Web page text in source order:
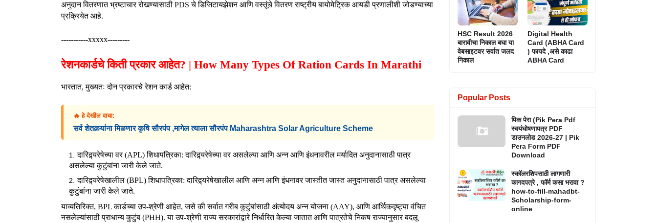
अनुदान वितरणात भ्रष्टाचार रोखण्यासाठी PDS चे डिजिटायझेशन आणि वस्तूंचे वितरण राष्ट्रीय बायोमेट्रिक आयडी प्रणालीशी जोडण्याच्या
प्रक्रियेत आहे.
-----------xxxxx---------
रेशनकार्डचे किती प्रकार आहेत? | How Many Types Of Ration Cards In Marathi
भारतात, मुख्यतः दोन प्रकारचे रेशन कार्ड आहेत:
🔥 हे देखील वाचा:
सर्व शेतकर्‍यांना मिळणार कृषि सौरपंप ,मागेल त्याला सौरपंप Maharashtra Solar Agriculture Scheme
दारिद्र्यरेषेच्या वर (APL) शिधापत्रिका: दारिद्र्यरेषेच्या वर असलेल्या आणि अन्न आणि इंधनावरील मर्यादित अनुदानासाठी पात्र
असलेल्या कुटुंबांना जारी केले जाते.
दारिद्र्यरेषेखालील (BPL) शिधापत्रिका: दारिद्र्यरेषेखालील आणि अन्न आणि इंधनावर जास्तीत जास्त अनुदानासाठी पात्र असलेल्या
कुटुंबांना जारी केले जाते.
याव्यतिरिक्त, BPL कार्डच्या उप-श्रेणी आहेत, जसे की सर्वात गरीब कुटुंबांसाठी अंत्योदय अन्न योजना (AAY), आणि आर्थिकदृष्ट्या वंचित
नसलेल्यांसाठी प्राधान्य कुटुंब (PHH). या उप-श्रेणी राज्य सरकारांद्वारे निर्धारित केल्या जातात आणि पात्रतेचे निकष राज्यानुसार बदलू
HSC Result 2026
बारावीचा निकाल बघा या
वेबसाइटवर सर्वात जलद
निकाल
Digital Health
Card (ABHA Card
) फायदे ,असे काढा
ABHA Card
Popular Posts
पिक पेरा (Pik Pera Pdf
स्वयंघोषणापत्र PDF
डाउनलोड 2026-27 | Pik
Pera Form PDF
Download
स्कॉलरशिपसाठी लागणारी
कागदपत्रे , फॉर्म कसा भरावा ?
how-to-fill-mahadbt-
Scholarship-form-
online